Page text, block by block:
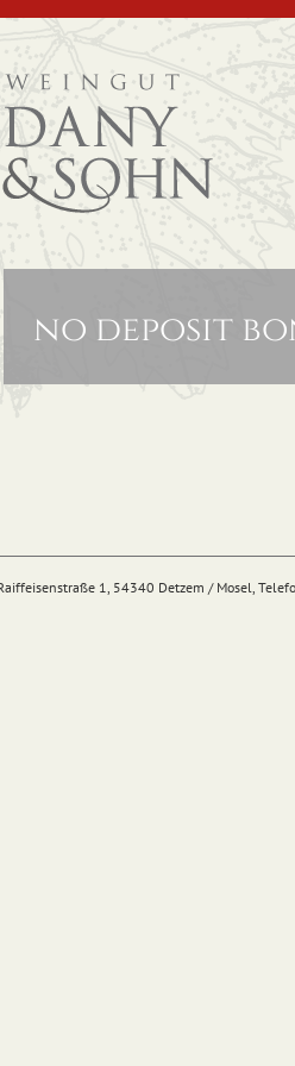
no deposit
1, 54340 Detzem / Mosel,